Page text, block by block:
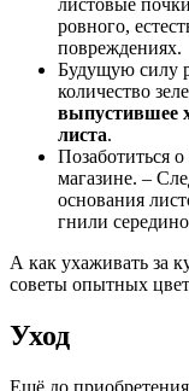
листовые
ровного,
повреждениях.
Будущую силу
количество
выпустившее
листа.
Позаботиться
магазине. –
основания
гнили
А как ухаживать за
советы опытных
Уход
Ещё до